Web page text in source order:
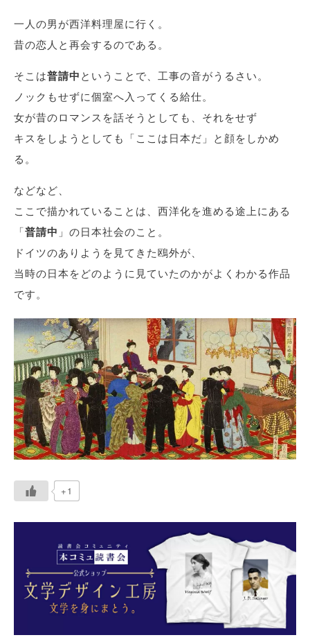
一人の男が西洋料理屋に行く。
昔の恋人と再会するのである。
そこは普請中ということで、工事の音がうるさい。
ノックもせずに個室へ入ってくる給仕。
女が昔のロマンスを話そうとしても、それをせず
キスをしようとしても「ここは日本だ」と顔をしかめ
る。
などなど、
ここで描かれていることは、西洋化を進める途上にある
「普請中 」の日本社会のこと。
ドイツのありようを見てきた鴎外が、
当時の日本をどのように見ていたのかがよくわかる作品
です。
+1